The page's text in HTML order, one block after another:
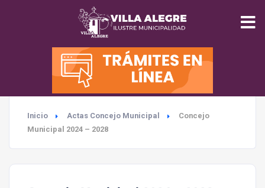
INICIO
MUNICIPALIDAD
SEGURIDAD
Inicio Actas Concejo Municipal
Concejo
Municipal 2024 – 2028